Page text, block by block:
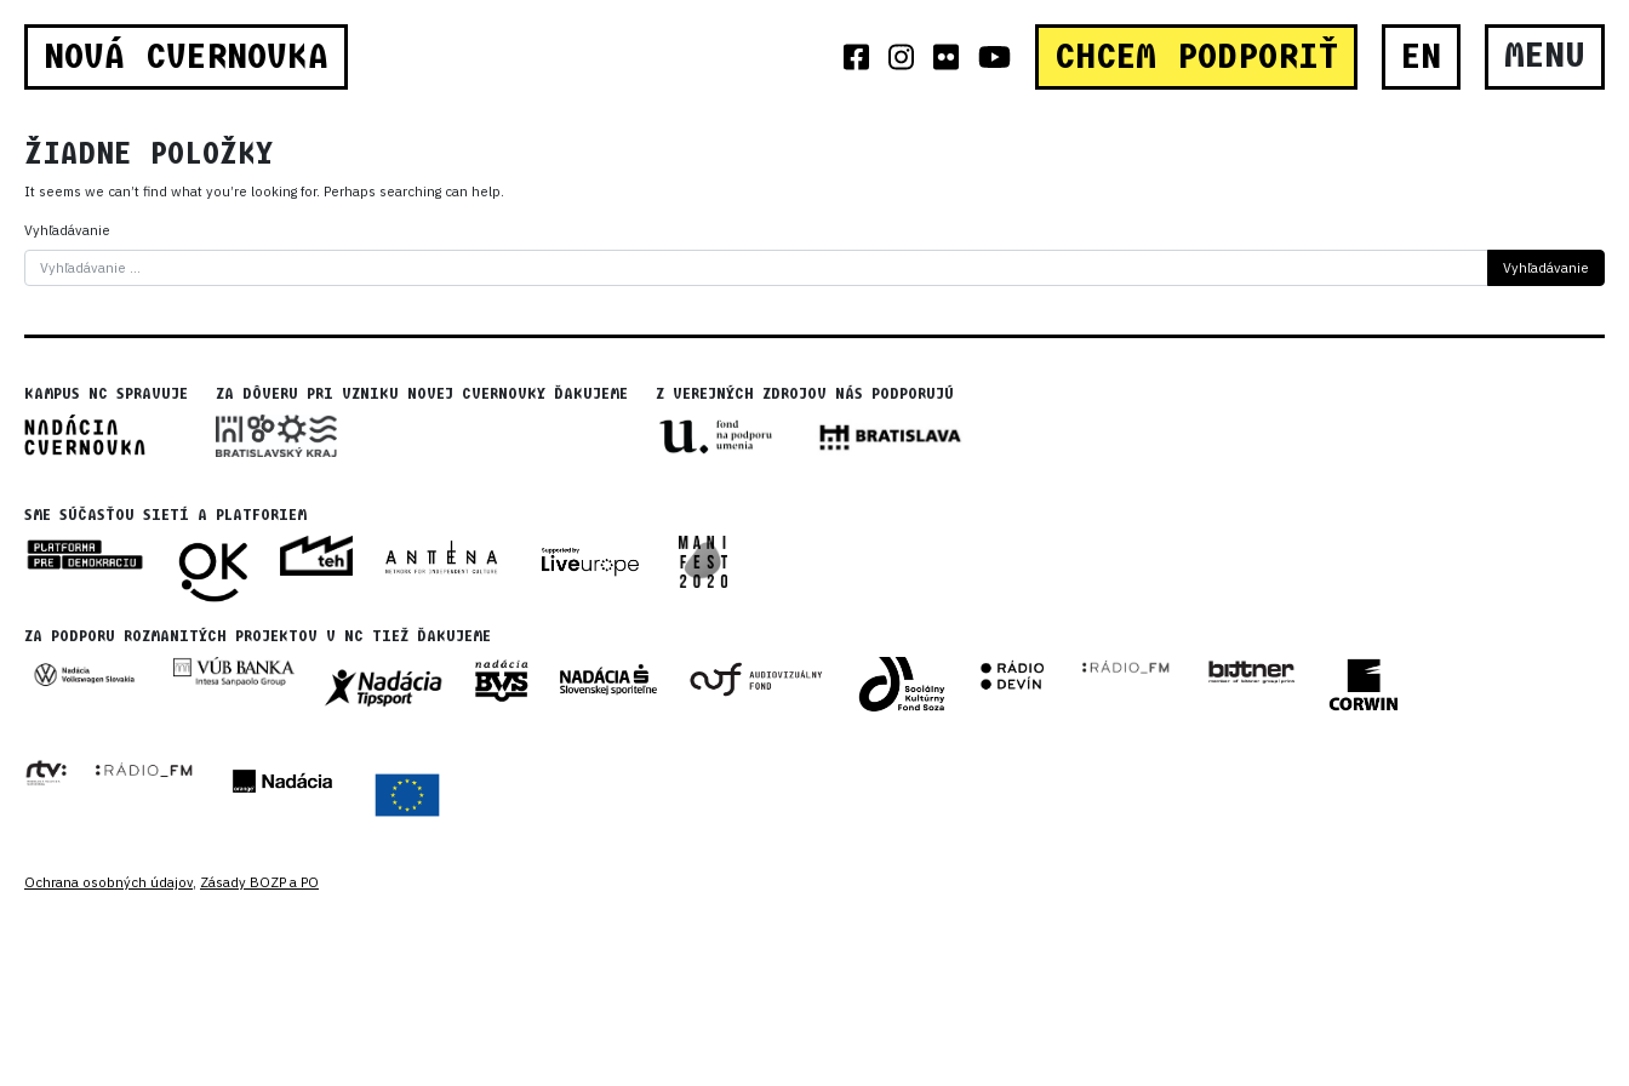
NOVÁ CVERNOVKA CHCEM PODPORIŤ EN MENU
ŽIADNE POLOŽKY
It seems we can’t find what you’re looking for. Perhaps searching can help.
Vyhľadávanie
KAMPUS NC SPRAVUJE ZA DÔVERU PRI VZNIKU NOVEJ CVERNOVKY ĎAKUJEME Z VEREJNÝCH ZDROJOV NÁS PODPORUJÚ
SME SÚČASŤOU SIETÍ A PLATFORIEM
ZA PODPORU ROZMANITÝCH PROJEKTOV V NC TIEŽ ĎAKUJEME
Ochrana osobných údajov, Zásady BOZP a PO